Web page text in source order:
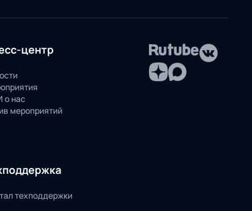
центр
о нас
мероприятий
техподдержки